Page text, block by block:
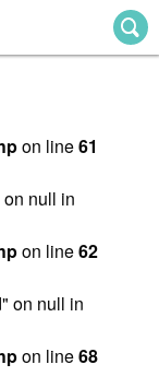
on line61
on null in
on line62
on null in
on line68